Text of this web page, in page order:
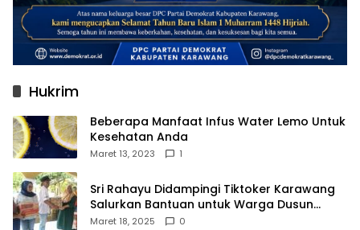
Hukrim
Beberapa Manfaat Infus Water Lemo Untuk
Kesehatan Anda
Maret 13, 2023 1
Sri Rahayu Didampingi Tiktoker Karawang
Salurkan Bantuan untuk Warga Dusun
Kampek Desa Karangligar
Maret 18, 2025 0